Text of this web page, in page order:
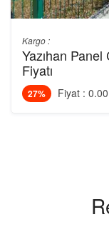
Kargo :
Yazıhan Panel
Fiyatı
27% Fiyat :